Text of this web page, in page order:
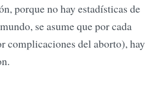
porque no hay estadísticas de
se asume que por cada
complicaciones del aborto), hay